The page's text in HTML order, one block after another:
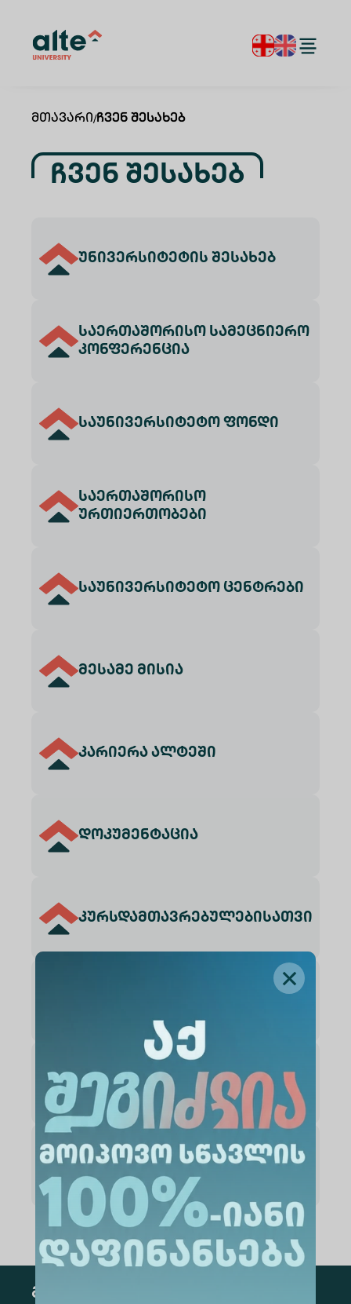
Მთავარი/Ჩვენ Შესახებ
Ჩვენ Შესახებ
უნივერსიტეტის შესახებ
საერთაშორისო სამეცნიერო
კონფერენცია
საუნივერსიტეტო ფონდი
საერთაშორისო
ურთიერთობები
საუნივერსიტეტო ცენტრები
მესამე მისია
კარიერა ალტეში
დოკუმენტაცია
კურსდამთავრებულებისათვის
კვლევა
ხარისხის უზრუნველყოფა
გამოწერა